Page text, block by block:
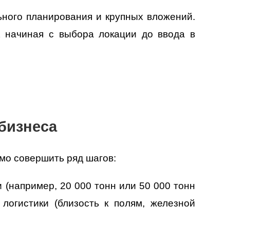
планирования и крупных вложений.
начиная с выбора локации до ввода в
совершить ряд шагов:
20 000 тонн или 50 000 тонн
(близость к полям, железной